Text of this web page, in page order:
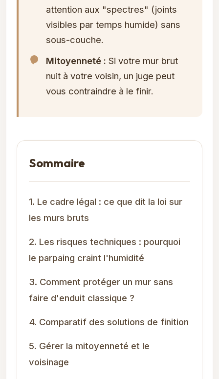
attention aux "spectres" (joints
visibles par temps humide) sans
sous-couche.
Mitoyenneté : Si votre mur brut
nuit à votre voisin, un juge peut
vous contraindre à le finir.
Sommaire
1. Le cadre légal : ce que dit la loi sur
les murs bruts
2. Les risques techniques : pourquoi
le parpaing craint l'humidité
3. Comment protéger un mur sans
faire d'enduit classique ?
4. Comparatif des solutions de finition
5. Gérer la mitoyenneté et le
voisinage